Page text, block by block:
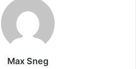
Max Sneg